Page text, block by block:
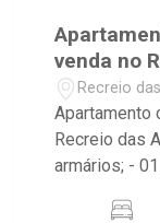
venda no
Recreio
Apartamento
Recreio das
armários; -
Sala dois